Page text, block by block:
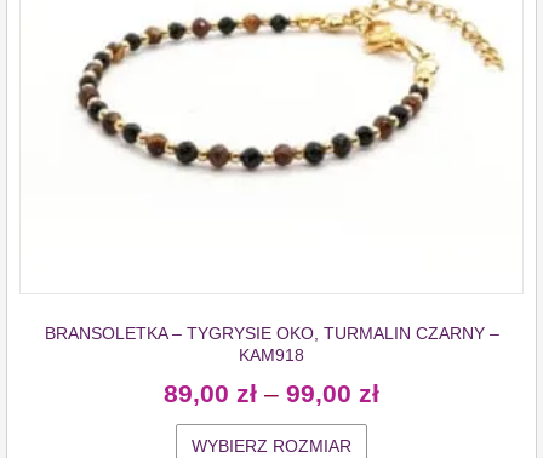
BRANSOLETKA – TYGRYSIE OKO, TURMALIN CZARNY –
KAM918
89,00 zł – 99,00 zł
WYBIERZ ROZMIAR